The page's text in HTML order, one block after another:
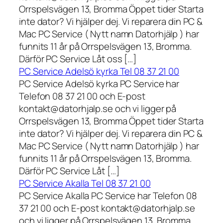
Orrspelsvägen 13, Bromma Öppet tider Starta
inte dator? Vi hjälper dej. Vi reparera din PC &
Mac PC Service ( Nytt namn Datorhjälp ) har
funnits 11 år på Orrspelsvägen 13, Bromma.
Därför PC Service Låt oss […]
PC Service Adelsö kyrka Tel 08 37 21 00
PC Service Adelsö kyrka PC Service har
Telefon 08 37 21 00 och E-post
kontakt@datorhjalp.se och vi ligger på
Orrspelsvägen 13, Bromma Öppet tider Starta
inte dator? Vi hjälper dej. Vi reparera din PC &
Mac PC Service ( Nytt namn Datorhjälp ) har
funnits 11 år på Orrspelsvägen 13, Bromma.
Därför PC Service Låt […]
PC Service Akalla Tel 08 37 21 00
PC Service Akalla PC Service har Telefon 08
37 21 00 och E-post kontakt@datorhjalp.se